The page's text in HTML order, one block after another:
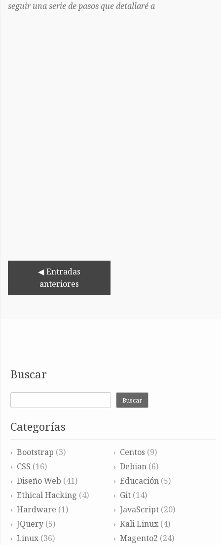
seguir una serie de pasos que detallaré a
Entradas
anteriores
Buscar
Buscar
Categorías
Bootstrap (3) Centos (9)
CSS (16) Debian(6)
Diseño Web (41) Educación(5)
Ethical Hacking (4) Git(14)
Hardware (1) JavaScript(20)
JQuery (5) Kali Linux(4)
Linux (36) Magento2 (24)